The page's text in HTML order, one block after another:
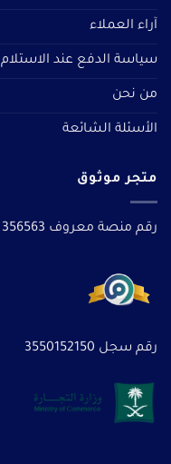
آراء العملاء
سياسة الدفع عند الاستلام
من نحن
الأسئلة الشائعة
متجر موثوق
رقم منصة معروف 356563
رقم سجل 3550152150